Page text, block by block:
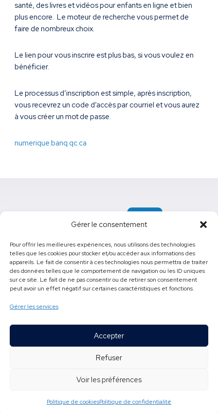
Gérer le consentement
Pour offrir les meilleures expériences, nous utilisons des technologies
telles que les cookies pour stocker et/ou accéder aux informations des
appareils. Le fait de consentir à ces technologies nous permettra de traiter
des données telles que le comportement de navigation ou les ID uniques
sur ce site. Le fait de ne pas consentir ou de retirer son consentement
peut avoir un effet négatif sur certaines caractéristiques et fonctions.
Gérer les services
Accepter
Refuser
Voir les préférences
Politique de cookiesPolitique de confidentialité
Inscris-toi! Élève d'un jour
santé, des livres et vidéos pour enfants en ligne et bien
plus encore. Le moteur de recherche vous permet de
faire de nombreux choix.
Le lien pour vous inscrire est plus bas, si vous voulez en
bénéficier.
Le processus d’inscription est simple, après inscription,
vous recevrez un code d’accès par courriel et vous aurez
à vous créer un mot de passe.
numerique.banq.qc.ca
425, 16 Rue, Saint-Georges, (Québec) G5Y 4W2
418 228-5541poste61500
Tous droits réservés © 2026
Centre de formation professionnelle Pozer
Politique de confidentialité-Accessibilité